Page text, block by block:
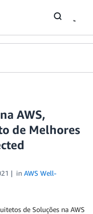
AWS,
de Melhores
in AWS Well-
de Soluções na AWS